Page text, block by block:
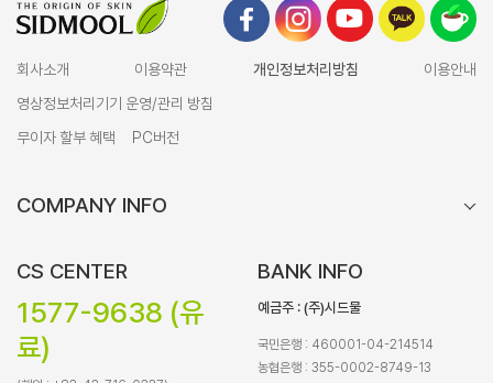
회사소개 이용약관 개인정보처리방침
이용안내
영상정보처리기기 운영/관리 방침
무이자 할부 혜택
PC버전
COMPANY INFO
CS CENTER
1577-9638 (유
료)
BANK INFO
예금주 : (주)시드물
국민은행 : 460001-04-214514
농협은행 : 355-0002-8749-13